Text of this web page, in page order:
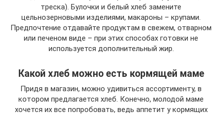
треска). Булочки и белый хлеб замените
цельнозерновыми изделиями, макароны – крупами.
Предпочтение отдавайте продуктам в свежем, отварном
или печеном виде – при этих способах готовки не
используется дополнительный жир.
Какой хлеб можно есть кормящей маме
Придя в магазин, можно удивиться ассортименту, в
котором предлагается хлеб. Конечно, молодой маме
хочется их все попробовать, ведь аппетит у кормящих